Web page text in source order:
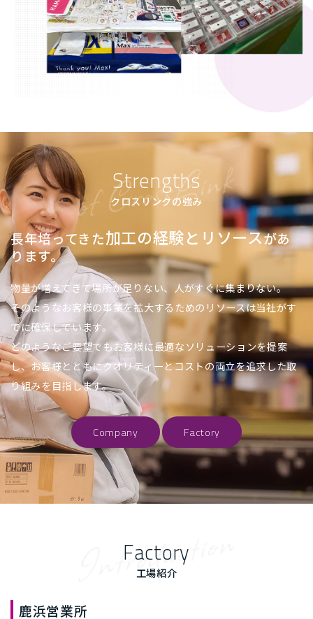
Strengths
クロスリンクの強み
長年培ってきた加工の経験とリソースがあ
ります。
物量が増えてきて場所が足りない、人がすぐに集まりない。
そのようなお客様の事業を拡大するためのリソースは当社がす
でに確保しています。
どのようなご要望でもお客様に最適なソリューションを提案
し、お客様とともにクオリティーとコストの両立を追求した取
り組みを目指します。
Company Factory
Factory
工場紹介
鹿浜営業所